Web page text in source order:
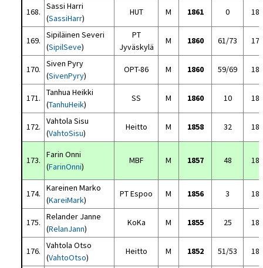
168.
Sassi Harri
(SassiHarr)
HUT M 1861 0
169.
Sipiläinen Severi
(SipilSeve)
PT
Jyväskylä
M 1860 61/73
170.
Siven Pyry
(SivenPyry)
OPT-86 M 1860 59/69
171.
Tanhua Heikki
(TanhuHeik)
SS M 1860 10
172.
Vahtola Sisu
(VahtoSisu)
Heitto M 1858 32
173.
Farin Onni
(FarinOnni)
MBF M 1857 48
174.
Kareinen Marko
(KareiMark)
PT Espoo M 1856 3
175.
Relander Janne
(RelanJann)
KoKa M 1855 25
176.
Vahtola Otso
(VahtoOtso)
Heitto M 1852 51/53